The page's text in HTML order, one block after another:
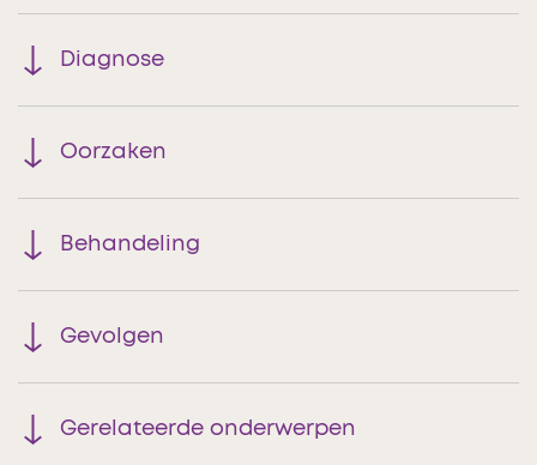
Diagnose
Oorzaken
Behandeling
Gevolgen
Gerelateerde onderwerpen